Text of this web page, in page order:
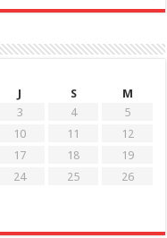
J S
M
3 4
5
10 11
12
17 18
19
24 25
26